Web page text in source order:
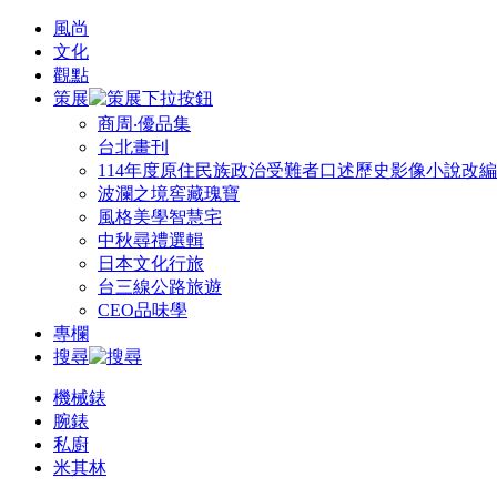
風尚
文化
觀點
策展
商周‧優品集
台北畫刊
114年度原住民族政治受難者口述歷史影像小說改
波瀾之境窖藏瑰寶
風格美學智慧宅
中秋尋禮選輯
日本文化行旅
台三線公路旅遊
CEO品味學
專欄
搜尋
機械錶
腕錶
私廚
米其林